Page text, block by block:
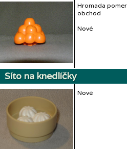
Hromada
obchod
Nové
Síto na knedlíčky
Nové